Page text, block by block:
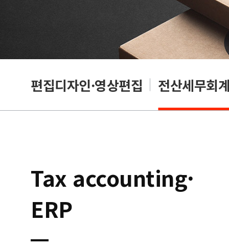
편집디자인·영상편집 전산세무회
Tax accounting·
ERP